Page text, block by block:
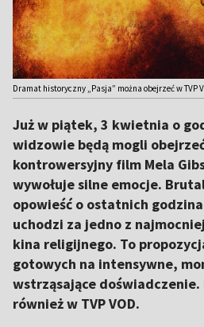
Dramat historyczny „Pasja” można obejrzeć w TVP
Już w piątek, 3 kwietnia o
widzowie będą mogli obejrzeć
kontrowersyjny film Mela
wywołuje silne emocje.
opowieść o ostatnich
uchodzi za jedno z
kina religijnego. To
gotowych na intensywne,
wstrząsające
również w TVP VOD.